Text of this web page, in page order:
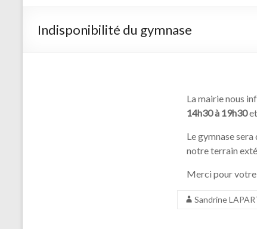
Saint
Indisponibilité du gymnase
La mairie nous
14h30 à 19h30
Le gymnase
notre terrain
Merci pour
Sandrine